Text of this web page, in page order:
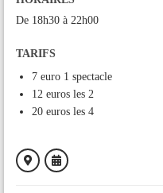
De 18h30 à 22h00
TARIFS
7 euro 1 spectacle
12 euros les 2
20 euros les 4